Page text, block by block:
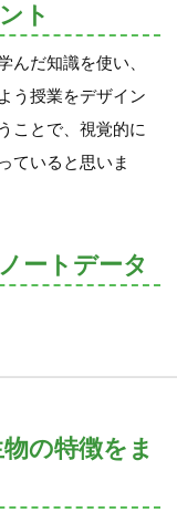
ト
んだ知識を使い、
う授業をデザイン
ことで、視覚的に
ていると思いま
ートデータ
の特徴をま